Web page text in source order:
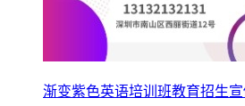
渐变紫色英语培训班教育招生